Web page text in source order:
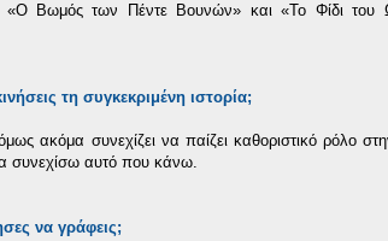
«Ο Βωμός των Πέντε Βουνών» και «Το Φίδι του
τη συγκεκριμένη ιστορία;
ακόμα συνεχίζει να παίζει καθοριστικό ρόλο
συνεχίσω αυτό που κάνω.
να γράφεις;